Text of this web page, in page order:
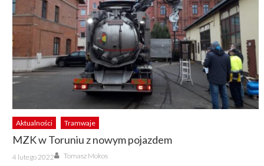
Aktualności Tramwaje
MZK w Toruniu z nowym pojazdem
Posted
on
4 lutego 2022 Author
Tomasz Mokos